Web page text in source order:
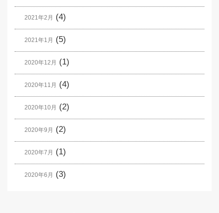
2021年2月 (4)
2021年1月 (5)
2020年12月 (1)
2020年11月 (4)
2020年10月 (2)
2020年9月 (2)
2020年7月 (1)
2020年6月 (3)